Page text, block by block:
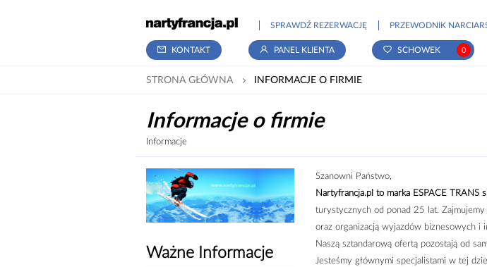
SPRAWDŹ REZERWACJĘ PRZEWODNIK
KONTAKT PANEL KLIENTA SCHOWEK 0
STRONA GŁÓWNA INFORMACJE O FIRMIE
Informacje o firmie
Informacje
Ważne Informacje
Szanowni Państwo,
Nartyfrancja.pl to marka ESPACE TRANS
turystycznych od ponad 25 lat.
oraz organizacją wyjazdów biznesowych i
Naszą sztandarową ofertą pozostają od
Jesteśmy głównymi specjalistami w tej